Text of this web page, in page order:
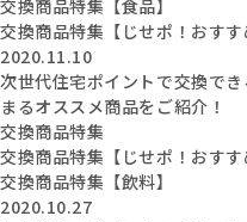
交換商品特集【食品】
交換商品特集【じせポ！おすす
2020.11.10
次世代住宅ポイントで交換で
まるオススメ商品をご紹介！
交換商品特集
交換商品特集【じせポ！おすす
交換商品特集【飲料】
2020.10.27